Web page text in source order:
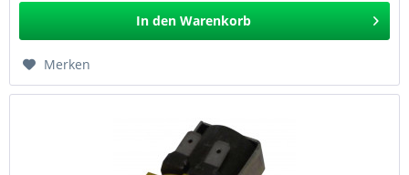
In den Warenkorb
Merken